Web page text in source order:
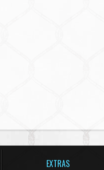
EXTRAS